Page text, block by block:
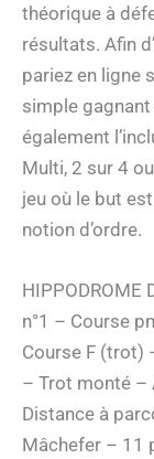
théorique à
résultats. Afin
pariez en ligne
simple
également
Multi, 2 sur 4
jeu où le but
notion d’ordre.
HIPPODROME
n°1 – Course
Course F (trot)
– Trot monté –
Distance à
Mâchefer – 11